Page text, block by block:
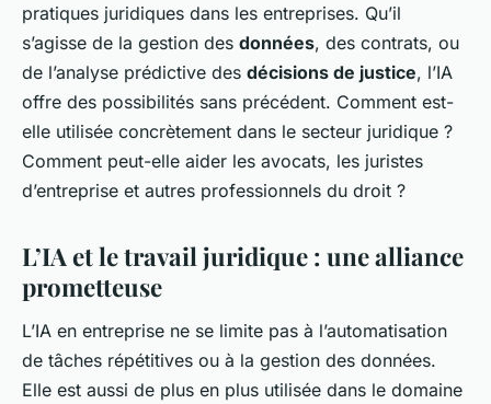
pratiques juridiques dans les entreprises. Qu’il
s’agisse de la gestion des données, des contrats, ou
de l’analyse prédictive des décisions de justice, l’IA
offre des possibilités sans précédent. Comment est-
elle utilisée concrètement dans le secteur juridique ?
Comment peut-elle aider les avocats, les juristes
d’entreprise et autres professionnels du droit ?
L’IA et le travail juridique : une alliance
prometteuse
L’IA en entreprise ne se limite pas à l’automatisation
de tâches répétitives ou à la gestion des données.
Elle est aussi de plus en plus utilisée dans le domaine